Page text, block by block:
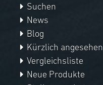
Suchen
News
Blog
Kürzlich angesehen
Vergleichsliste
Neue Produkte